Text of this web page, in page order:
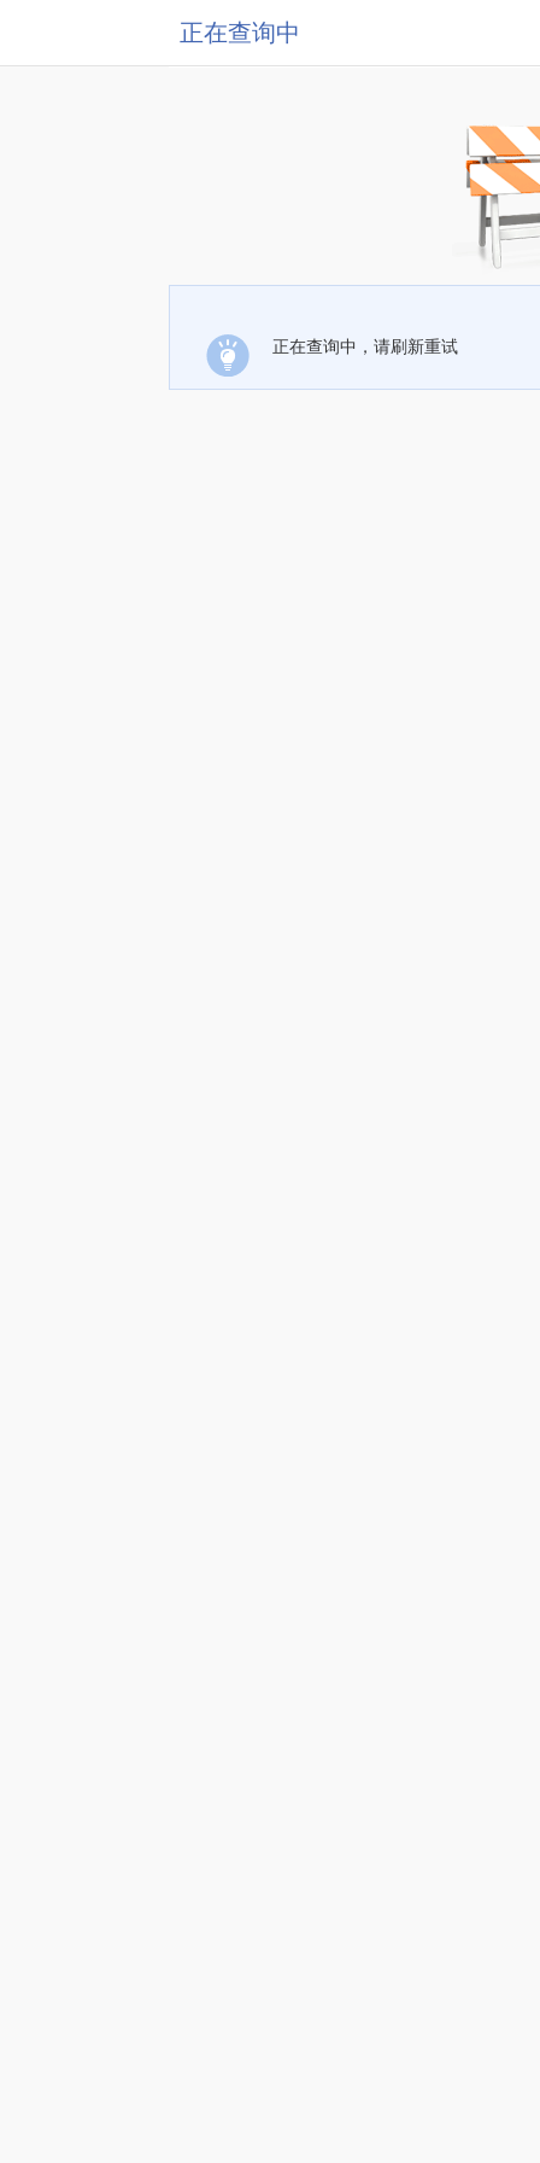
正在查询中
正在查询中，请刷新重试